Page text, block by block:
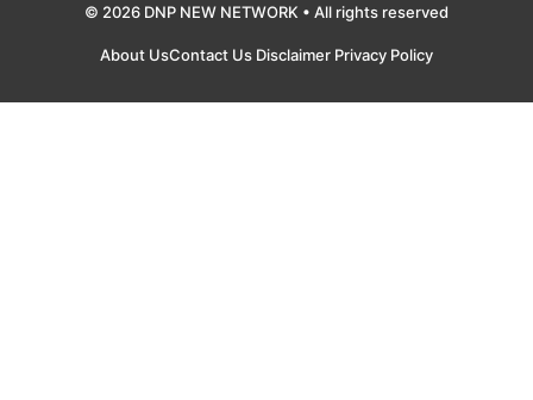
© 2026 DNP NEW NETWORK • All rights reserved
About UsContact Us Disclaimer Privacy Policy